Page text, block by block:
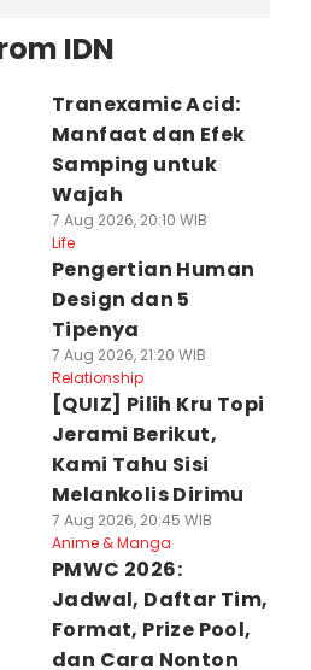
IDN
Tranexamic Acid:
Manfaat dan Efek
Samping untuk
Wajah
7 Aug 2026, 20:10 WIB
Life
Pengertian Human
Design dan 5
Tipenya
7 Aug 2026, 21:20 WIB
Relationship
[QUIZ] Pilih Kru Topi
Jerami Berikut,
Kami Tahu Sisi
Melankolis Dirimu
7 Aug 2026, 20:45 WIB
Anime & Manga
PMWC 2026:
Jadwal, Daftar Tim,
Format, Prize Pool,
dan Cara Nonton